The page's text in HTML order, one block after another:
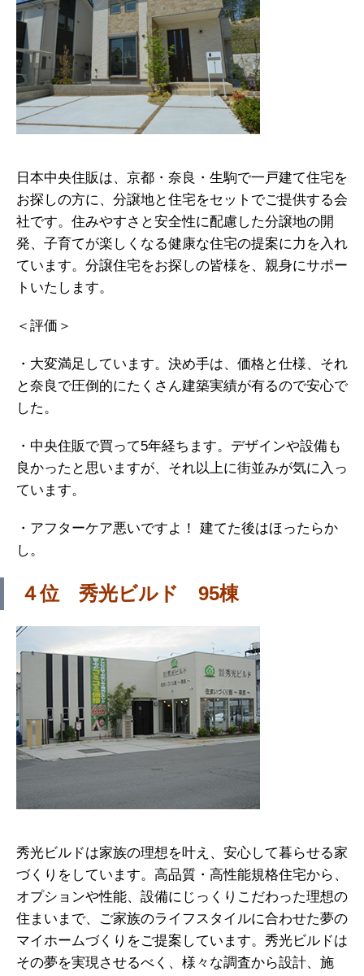
日本中央住販は、京都・奈良・生駒で一戸建て住宅を
お探しの方に、分譲地と住宅をセットでご提供する会
社です。住みやすさと安全性に配慮した分譲地の開
発、子育てが楽しくなる健康な住宅の提案に力を入れ
ています。分譲住宅をお探しの皆様を、親身にサポー
トいたします。
＜評価＞
・大変満足しています。決め手は、価格と仕様、それ
と奈良で圧倒的にたくさん建築実績が有るので安心で
した。
・中央住販で買って5年経ちます。デザインや設備も
良かったと思いますが、それ以上に街並みが気に入っ
ています。
・アフターケア悪いですよ！ 建てた後はほったらか
し。
４位 秀光ビルド 95棟
秀光ビルドは家族の理想を叶え、安心して暮らせる家
づくりをしています。高品質・高性能規格住宅から、
オプションや性能、設備にじっくりこだわった理想の
住まいまで、ご家族のライフスタイルに合わせた夢の
マイホームづくりをご提案しています。秀光ビルドは
その夢を実現させるべく、様々な調査から設計、施